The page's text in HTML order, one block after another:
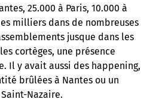
25.000 à Paris, 10.000 à
milliers dans de nombreuses
jusque dans les
cortèges, une présence
Il y avait aussi des happening,
brûlées à Nantes ou un
Nazaire.